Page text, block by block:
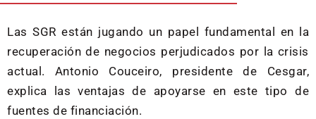
Las SGR están jugando un papel fundamental en la
recuperación de negocios perjudicados por la crisis
actual. Antonio Couceiro, presidente de Cesgar,
explica las ventajas de apoyarse en este tipo de
fuentes de financiación.